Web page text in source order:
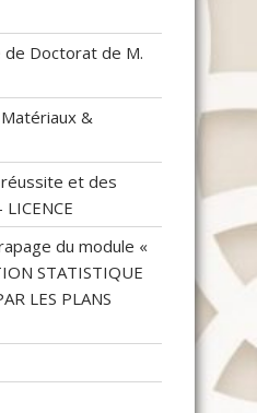
de Doctorat de M.
&
et des
du module «
STATISTIQUE
LES PLANS